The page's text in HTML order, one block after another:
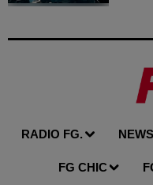
RADIO FG. NEWS
FG CHIC